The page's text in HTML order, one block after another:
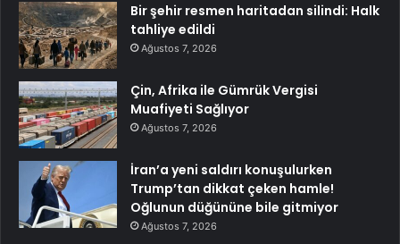
Bir şehir resmen haritadan silindi: Halk
tahliye edildi
Ağustos 7, 2026
Çin, Afrika ile Gümrük Vergisi
Muafiyeti Sağlıyor
Ağustos 7, 2026
İran’a yeni saldırı konuşulurken
Trump’tan dikkat çeken hamle!
Oğlunun düğününe bile gitmiyor
Ağustos 7, 2026